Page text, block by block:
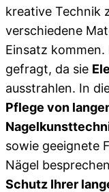
kreative Technik
verschiedene
Einsatz kommen.
gefragt, da sie
ausstrahlen. In
Pflege von
sowie geeignete
Nägel
Schutz Ihrer